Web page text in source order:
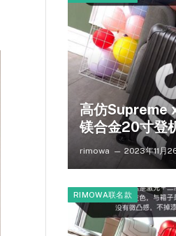
高仿Supreme
镁合金20寸登
rimowa 2023年11月
RIMOWA联名款